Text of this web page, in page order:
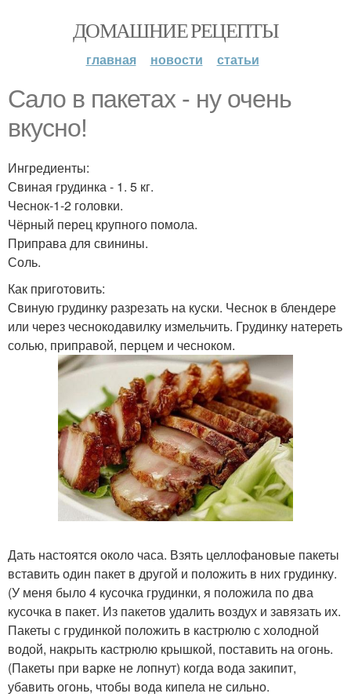
ДОМАШНИЕ РЕЦЕПТЫ
главная новости статьи
Сало в пакетах - ну очень
вкусно!
Ингредиенты:
Свиная грудинка - 1. 5 кг.
Чеснок-1-2 головки.
Чёрный перец крупного помола.
Приправа для свинины.
Соль.
Как приготовить:
Свиную грудинку разрезать на куски. Чеснок в блендере
или через чеснокодавилку измельчить. Грудинку натереть
солью, приправой, перцем и чесноком.
Дать настоятся около часа. Взять целлофановые пакеты
вставить один пакет в другой и положить в них грудинку.
(У меня было 4 кусочка грудинки, я положила по два
кусочка в пакет. Из пакетов удалить воздух и завязать их.
Пакеты с грудинкой положить в кастрюлю с холодной
водой, накрыть кастрюлю крышкой, поставить на огонь.
(Пакеты при варке не лопнут) когда вода закипит,
убавить огонь, чтобы вода кипела не сильно.